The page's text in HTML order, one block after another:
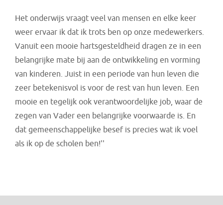
Het onderwijs vraagt veel van mensen en elke keer
weer ervaar ik dat ik trots ben op onze medewerkers.
Vanuit een mooie hartsgesteldheid dragen ze in een
belangrijke mate bij aan de ontwikkeling en vorming
van kinderen. Juist in een periode van hun leven die
zeer betekenisvol is voor de rest van hun leven. Een
mooie en tegelijk ook verantwoordelijke job, waar de
zegen van Vader een belangrijke voorwaarde is. En
dat gemeenschappelijke besef is precies wat ik voel
als ik op de scholen ben!''